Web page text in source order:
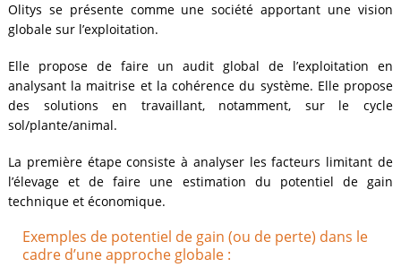
Olitys se présente comme une société apportant une vision
globale sur l’exploitation.
Elle propose de faire un audit global de l’exploitation en
analysant la maitrise et la cohérence du système. Elle propose
des solutions en travaillant, notamment, sur le cycle
sol/plante/animal.
La première étape consiste à analyser les facteurs limitant de
l’élevage et de faire une estimation du potentiel de gain
technique et économique.
Exemples de potentiel de gain (ou de perte) dans le
cadre d’une approche globale :